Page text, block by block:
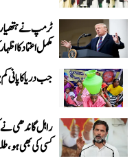
ٹرمپ نے
مکمل اعتماد کا
جب دریا کا
راہل گاندھی
کسی کی بھی ہو،